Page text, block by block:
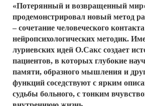
«Потерянный и возвращенный
продемонстрировал новый метод
– сочетание человеческого
нейропсихологических методик.
луриевских идей О.Сакс создает
пациентов, в которых глубокие
памяти, образного мышления и
функций соседствуют с ярким
судьбы больного, с тонким